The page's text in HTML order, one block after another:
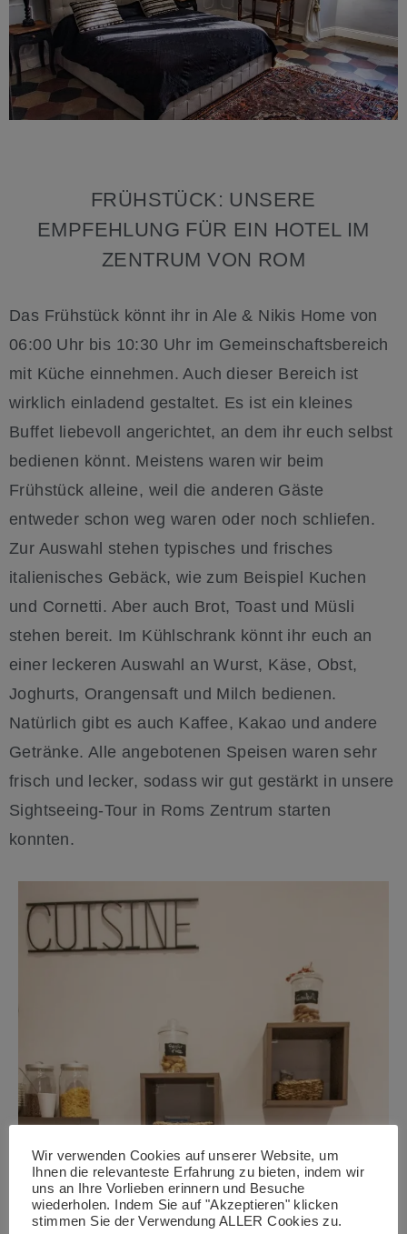
FRÜHSTÜCK: UNSERE
EMPFEHLUNG FÜR EIN HOTEL IM
ZENTRUM VON ROM
Das Frühstück könnt ihr in Ale & Nikis Home von
06:00 Uhr bis 10:30 Uhr im Gemeinschaftsbereich
mit Küche einnehmen. Auch dieser Bereich ist
wirklich einladend gestaltet. Es ist ein kleines
Buffet liebevoll angerichtet, an dem ihr euch selbst
bedienen könnt. Meistens waren wir beim
Frühstück alleine, weil die anderen Gäste
entweder schon weg waren oder noch schliefen.
Zur Auswahl stehen typisches und frisches
italienisches Gebäck, wie zum Beispiel Kuchen
und Cornetti. Aber auch Brot, Toast und Müsli
stehen bereit. Im Kühlschrank könnt ihr euch an
einer leckeren Auswahl an Wurst, Käse, Obst,
Joghurts, Orangensaft und Milch bedienen.
Natürlich gibt es auch Kaffee, Kakao und andere
Getränke. Alle angebotenen Speisen waren sehr
frisch und lecker, sodass wir gut gestärkt in unsere
Sightseeing-Tour in Roms Zentrum starten
konnten.
Wir verwenden Cookies auf unserer Website, um
Ihnen die relevanteste Erfahrung zu bieten, indem wir
uns an Ihre Vorlieben erinnern und Besuche
wiederholen. Indem Sie auf "Akzeptieren" klicken
stimmen Sie der Verwendung ALLER Cookies zu.